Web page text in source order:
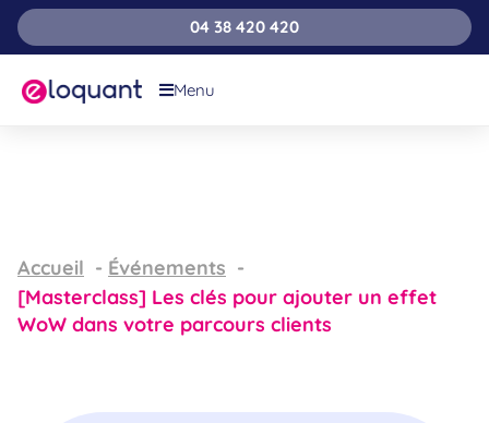
04 38 420 420
Menu
Accueil
Événements
[Masterclass] Les clés pour ajouter un effet
WoW dans votre parcours clients